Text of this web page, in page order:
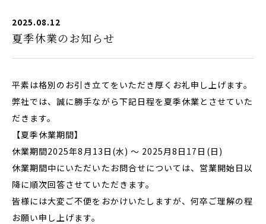
2025.08.12
夏季休業のお知らせ
平素は格別のお引き立てをいただき厚くお礼申し上げます。
弊社では、誠に勝手ながら下記日程を夏季休業とさせていた
だきます。
【夏季休業期間】
休業期間2025年8月13日(水) ～ 2025月8日17日(日)
休業期間中にいただいたお問合せについては、営業開始日以
降に順次回答させていただきます。
皆様には大変ご不便をおかけいたしますが、何卒ご理解の程
お願い申し上げます。